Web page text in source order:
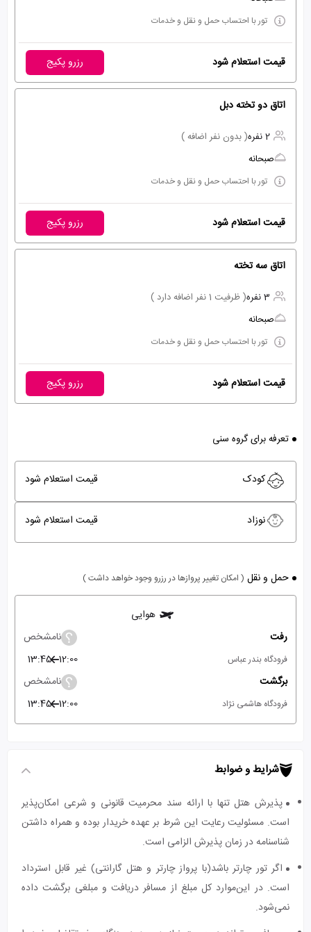
تور با احتساب حمل و نقل و خدمات
قیمت استعلام شود رزرو پکیج
اتاق دو تخته دبل
2 نفره
( بدون نفر اضافه )
صبحانه
تور با احتساب حمل و نقل و خدمات
قیمت استعلام شود رزرو پکیج
اتاق سه تخته
3 نفره
( ظرفیت 1 نفر اضافه دارد )
صبحانه
تور با احتساب حمل و نقل و خدمات
قیمت استعلام شود رزرو پکیج
تعرفه برای گروه سنی
کودک قیمت استعلام شود
نوزاد قیمت استعلام شود
حمل و نقل ( امکان تغییر پروازها در رزرو وجود خواهد داشت )
هوایی
رفت
نامشخص
فرودگاه بندر عباس 12:00
13:45
برگشت
نامشخص
فرودگاه هاشمی نژاد 12:00
13:45
شرایط و ضوابط
پذیرش هتل تنها با ارائه سند محرمیت قانونی و شرعی امکان‌پذیر
است. مسئولیت رعایت این شرط بر عهده خریدار بوده و همراه داشتن
شناسنامه در زمان پذیرش الزامی است.
اگر تور چارتر باشد(با پرواز چارتر و هتل گارانتی) غیر قابل استرداد
است. در این‌موارد کل مبلغ از مسافر دریافت و مبلغی برگشت داده
نمی‌شود.